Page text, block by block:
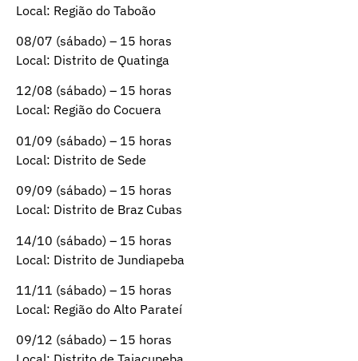
Local: Região do Taboão
08/07 (sábado) – 15 horas
Local: Distrito de Quatinga
12/08 (sábado) – 15 horas
Local: Região do Cocuera
01/09 (sábado) – 15 horas
Local: Distrito de Sede
09/09 (sábado) – 15 horas
Local: Distrito de Braz Cubas
14/10 (sábado) – 15 horas
Local: Distrito de Jundiapeba
11/11 (sábado) – 15 horas
Local: Região do Alto Parateí
09/12 (sábado) – 15 horas